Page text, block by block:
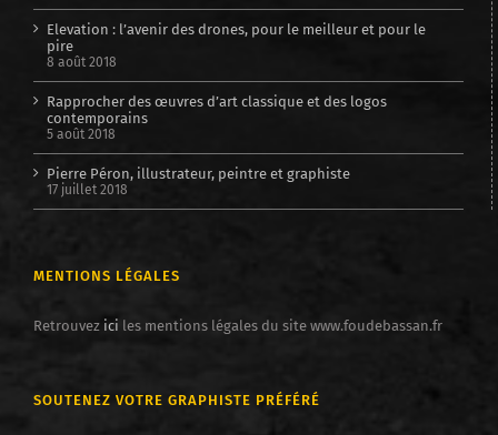
Elevation : l’avenir des drones, pour le meilleur et pour le
pire
8 août 2018
Rapprocher des œuvres d’art classique et des logos
contemporains
5 août 2018
Pierre Péron, illustrateur, peintre et graphiste
17 juillet 2018
MENTIONS LÉGALES
Retrouvez ici les mentions légales du site www.foudebassan.fr
SOUTENEZ VOTRE GRAPHISTE PRÉFÉRÉ